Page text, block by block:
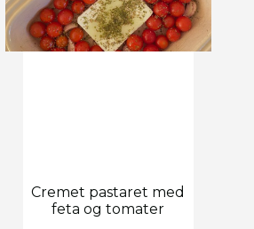
Cremet pastaret med
feta og tomater